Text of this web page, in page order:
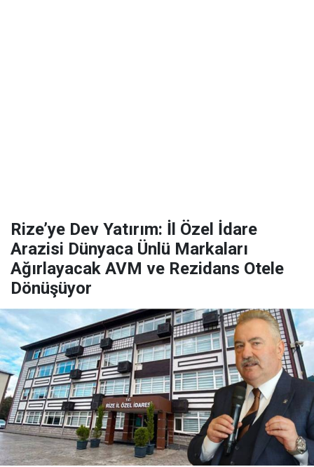
Rize’ye Dev Yatırım: İl Özel İdare
Arazisi Dünyaca Ünlü Markaları
Ağırlayacak AVM ve Rezidans Otele
Dönüşüyor